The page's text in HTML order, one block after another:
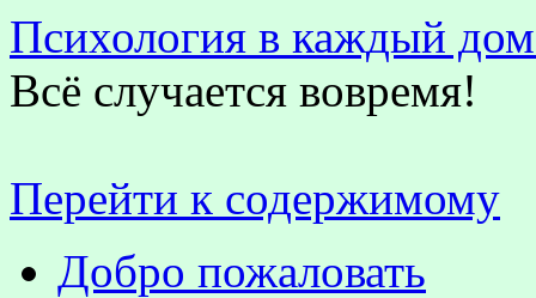
Психология в каждый
Всё случается вовремя!
Перейти к содержимому
Добро пожаловать